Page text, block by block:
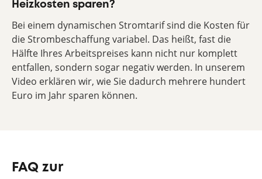
Heizkosten sparen?
Bei einem dynamischen Stromtarif sind die Kosten für
die Strombeschaffung variabel. Das heißt, fast die
Hälfte Ihres Arbeitspreises kann nicht nur komplett
entfallen, sondern sogar negativ werden. In unserem
Video erklären wir, wie Sie dadurch mehrere hundert
Euro im Jahr sparen können.
FAQ zur